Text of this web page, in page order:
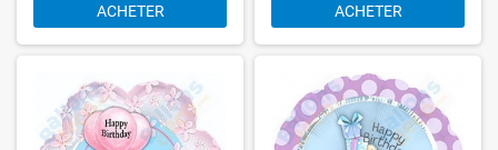
ACHETER ACHETER